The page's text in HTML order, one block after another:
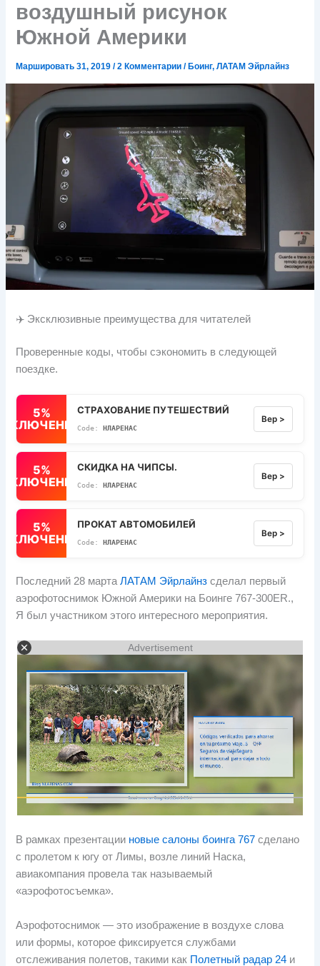
воздушный рисунок
Южной Америки
Маршировать 31, 2019/2 Комментарии / Боинг,ЛАТАМ Эйрлайнз
✈️ Эксклюзивные преимущества для читателей
Проверенные коды, чтобы сэкономить в следующей
поездке.
5%
СТРАХОВАНИЕ ПУТЕШЕСТВИЙ
НЛАРЕНАС
Вер >
5%
СКИДКА НА ЧИПСЫ.
НЛАРЕНАС
Вер >
5%
ПРОКАТ АВТОМОБИЛЕЙ
НЛАРЕНАС
Вер >
Последний 28 мартаЛАТАМ Эйрлайнз сделал первый
аэрофотоснимок Южной Америки на Боинге 767-300ER.,
Я был участником этого интересного мероприятия.
Advertisement
В рамках презентации новые салоны боинга 767 сделано
с пролетом к югу от Лимы, возле линий Наска,
авиакомпания провела так называемый
«аэрофотосъемка».
Аэрофотоснимок — это изображение в воздухе слова
или формы, которое фиксируется службами
отслеживания полетов, такими как Полетный радар 24 и